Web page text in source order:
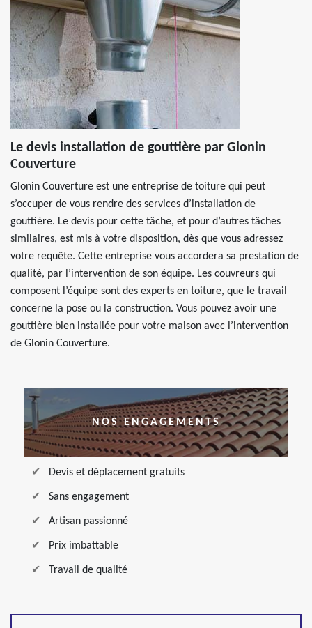
Le devis installation de gouttière par Glonin
Couverture
Glonin Couverture est une entreprise de toiture qui peut
s’occuper de vous rendre des services d’installation de
gouttière. Le devis pour cette tâche, et pour d’autres tâches
similaires, est mis à votre disposition, dès que vous adressez
votre requête. Cette entreprise vous accordera sa prestation de
qualité, par l’intervention de son équipe. Les couvreurs qui
composent l’équipe sont des experts en toiture, que le travail
concerne la pose ou la construction. Vous pouvez avoir une
gouttière bien installée pour votre maison avec l’intervention
de Glonin Couverture.
NOS ENGAGEMENTS
Devis et déplacement gratuits
Sans engagement
Artisan passionné
Prix imbattable
Travail de qualité